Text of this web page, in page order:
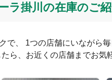
ラ掛川の在庫のご
で、 1つの店舗にいながら
ら、お近くの店舗までお気